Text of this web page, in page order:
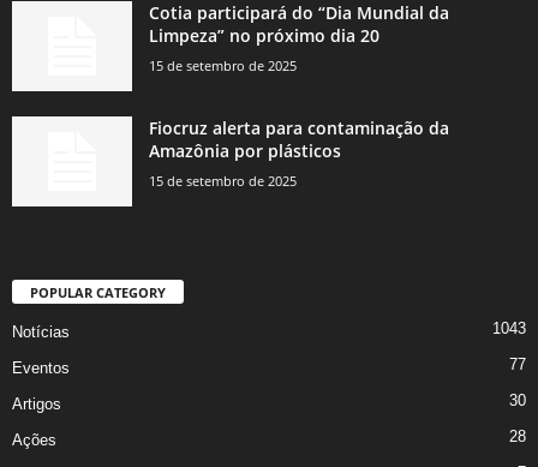
Cotia participará do “Dia Mundial da
Limpeza” no próximo dia 20
15 de setembro de 2025
Fiocruz alerta para contaminação da
Amazônia por plásticos
15 de setembro de 2025
POPULAR CATEGORY
Notícias 1043
Eventos 77
Artigos 30
Ações
28